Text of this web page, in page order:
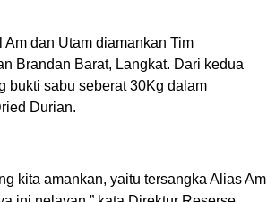
dan Utam diamankan Tim
Brandan Barat, Langkat. Dari kedua
bukti sabu seberat 30Kg dalam
Durian.
kita amankan, yaitu tersangka Alias Am